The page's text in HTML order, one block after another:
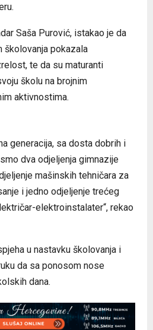
Saša Purović, istakao je da
školovanja pokazala
te da su maturanti
školu na brojnim
aktivnostima.
generacija, sa dosta dobrih i
dva odjeljenja gimnazije
mašinskih tehničara za
i jedno odjeljenje trećeg
elektroinstalater“, rekao
u nastavku školovanja i
da sa ponosom nose
dana.